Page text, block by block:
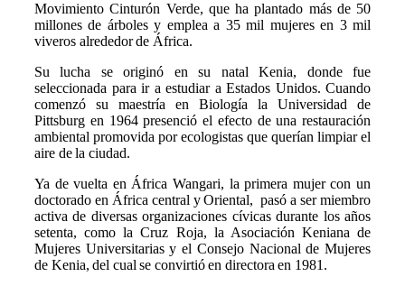
Movimiento Cinturón Verde, que ha plantado más de 50
millones de árboles y emplea a 35 mil mujeres en 3 mil
viveros alrededor de África.
Su lucha se originó en su natal Kenia, donde fue
seleccionada para ir a estudiar a Estados Unidos. Cuando
comenzó su maestría en Biología la Universidad de
Pittsburg en 1964 presenció el efecto de una restauración
ambiental promovida por ecologistas que querían limpiar el
aire de la ciudad.
Ya de vuelta en África Wangari, la primera mujer con un
doctorado en África central y Oriental, pasó a ser miembro
activa de diversas organizaciones cívicas durante los años
setenta, como la Cruz Roja, la Asociación Keniana de
Mujeres Universitarias y el Consejo Nacional de Mujeres
de Kenia, del cual se convirtió en directora en 1981.